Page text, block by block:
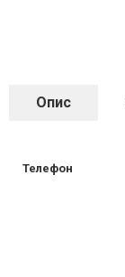
Опис
Телефон